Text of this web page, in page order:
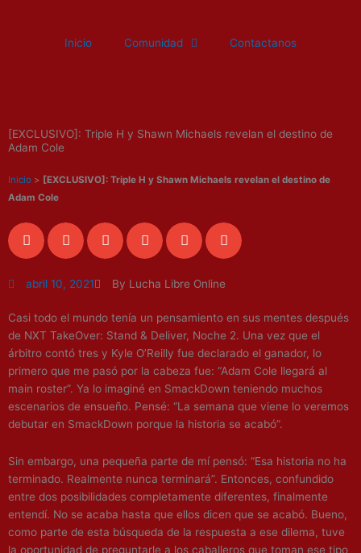
Inicio Comunidad Contactanos
[EXCLUSIVO]: Triple H y Shawn Michaels revelan el destino de
Adam Cole
Inicio > [EXCLUSIVO]: Triple H y Shawn Michaels revelan el destino de
Adam Cole
abril 10, 2021 By Lucha Libre Online
Casi todo el mundo tenía un pensamiento en sus mentes después
de NXT TakeOver: Stand & Deliver, Noche 2. Una vez que el
árbitro contó tres y Kyle O’Reilly fue declarado el ganador, lo
primero que me pasó por la cabeza fue: “Adam Cole llegará al
main roster”. Ya lo imaginé en SmackDown teniendo muchos
escenarios de ensueño. Pensé: “La semana que viene lo veremos
debutar en SmackDown porque la historia se acabó”.
Sin embargo, una pequeña parte de mí pensó: “Esa historia no ha
terminado. Realmente nunca terminará”. Entonces, confundido
entre dos posibilidades completamente diferentes, finalmente
entendí. No se acaba hasta que ellos dicen que se acabó. Bueno,
como parte de esta búsqueda de la respuesta a ese dilema, tuve
la oportunidad de preguntarle a los caballeros que toman ese tipo